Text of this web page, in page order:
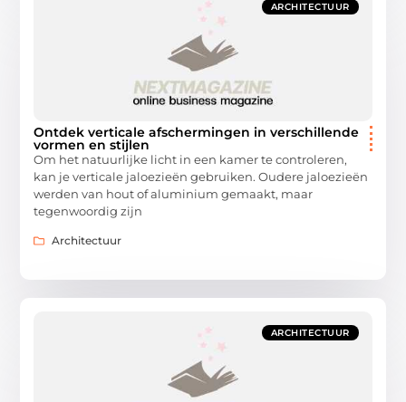
ARCHITECTUUR
Ontdek verticale afschermingen in verschillende
vormen en stijlen
Om het natuurlijke licht in een kamer te controleren,
kan je verticale jaloezieën gebruiken. Oudere jaloezieën
werden van hout of aluminium gemaakt, maar
tegenwoordig zijn
Architectuur
ARCHITECTUUR